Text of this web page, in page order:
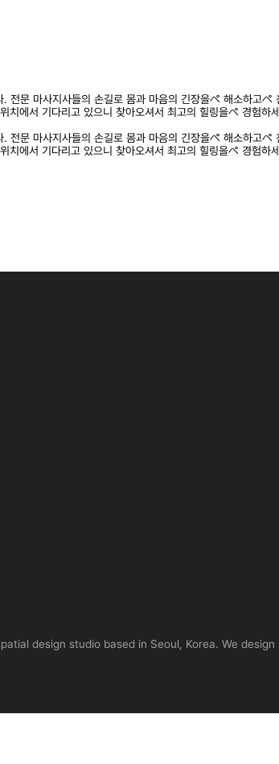
문 마사지사들의 손길로 몸과 마음의 긴장을ぺ 해소하고
에서 기다리고 있으니 찾아오셔서 최고의 힐링을ぺ 경험하
문 마사지사들의 손길로 몸과 마음의 긴장을ぺ 해소하고
치에서 기다리고 있으니 찾아오셔서 최고의 힐링을ぺ 경험하
design studio based in Seoul, Korea. We